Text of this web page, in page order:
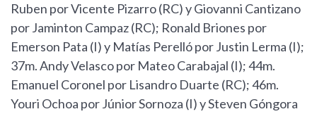
Ruben por Vicente Pizarro (RC) y Giovanni Cantizano
por Jaminton Campaz (RC); Ronald Briones por
Emerson Pata (I) y Matías Perelló por Justin Lerma (I);
37m. Andy Velasco por Mateo Carabajal (I); 44m.
Emanuel Coronel por Lisandro Duarte (RC); 46m.
Youri Ochoa por Júnior Sornoza (I) y Steven Góngora